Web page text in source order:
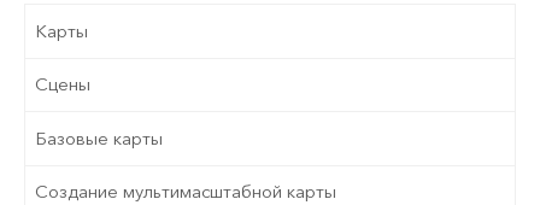
Карты
Сцены
Базовые карты
Создание мультимасштабной карты